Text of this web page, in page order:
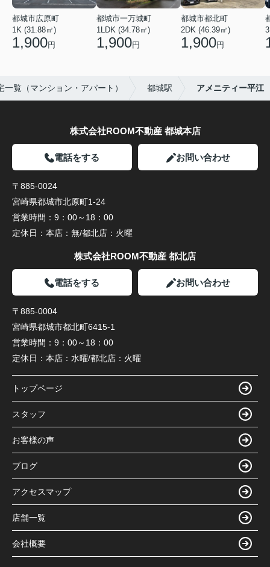
都城市広原町
1K (31.88㎡)
1,900円
都城市一万城町
1LDK (34.78㎡)
1,900円
都城市都北町
2DK (46.39㎡)
1,900円
一覧（マンション・アパート） 都城駅 アメニティー平江
株式会社ROOM不動産 都城本店
電話をする お問い合わせ
〒885-0024
宮崎県都城市北原町1-24
営業時間： 9：00～18：00
定休日： 本店：無/都北店：火曜
株式会社ROOM不動産 都北店
電話をする お問い合わせ
〒885-0004
宮崎県都城市都北町6415-1
営業時間： 9：00～18：00
定休日： 本店：水曜/都北店：火曜
トップページ
スタッフ
お客様の声
ブログ
アクセスマップ
店舗一覧
会社概要